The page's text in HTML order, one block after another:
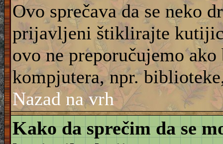
Ovo sprečava da se neko
prijavljeni štiklirajte
ovo ne preporučujemo
kompjutera, npr.
Nazad na vrh
Kako da sprečim da se